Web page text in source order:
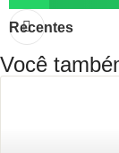
Recentes
Você